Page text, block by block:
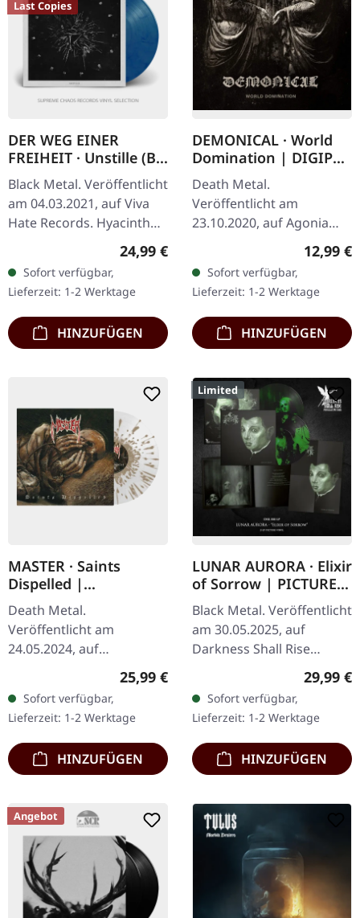
Last Copies
DER WEG EINER
FREIHEIT · Unstille (B-
Stock) |
CLEAR/RED/BLUE LP
Black Metal. Veröffentlicht
am 04.03.2021, auf Viva
Hate Records. Hyacinth
Transparent/Rot/Blau
marmoriertes Vinyl.
Limitiert auf 300
Exemplare.…
Regulärer Preis:
24,99 €
Sofort verfügbar,
Lieferzeit: 1-2 Werktage
HINZUFÜGEN
DEMONICAL · World
Domination | DIGIPAK
CD
Death Metal.
Veröffentlicht am
23.10.2020, auf Agonia
Records. CD im Digipak
mit durchsichtigem
Kunststofftray und 8-
seitigem Booklet, in
einer…
12,99 €
Sofort verfügbar,
Lieferzeit: 1-2 Werktage
HINZUFÜGEN
MASTER · Saints
Dispelled |
CLEAR/GOLD
SPLATTER LP
Death Metal.
Veröffentlicht am
24.05.2024, auf
Hammerheart Records.
Clear Vinyl mit goldenem
Splatter. Master kehren
mit "Saints Dispelled"
zurück,…
Regulärer Preis:
25,99 €
Sofort verfügbar,
Lieferzeit: 1-2 Werktage
HINZUFÜGEN
Limited
LUNAR AURORA · Elixir
of Sorrow | PICTURE
LP
Black Metal. Veröffentlicht
am 30.05.2025, auf
Darkness Shall Rise
Productions. Doppelte
Picture-Disc, 12-seitiges
12" Booklet in A2 Poster.…
29,99 €
Sofort verfügbar,
Lieferzeit: 1-2 Werktage
HINZUFÜGEN
Angebot